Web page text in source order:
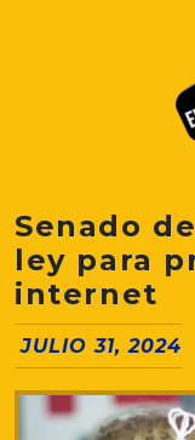
Senado
ley para
internet
JULIO 31, 2024